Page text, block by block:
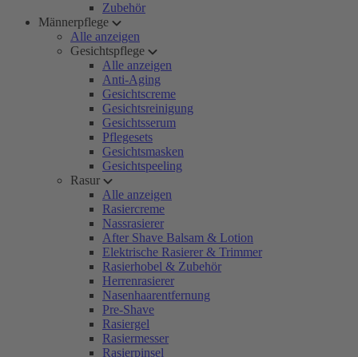
Zubehör
Männerpflege
Alle anzeigen
Gesichtspflege
Alle anzeigen
Anti-Aging
Gesichtscreme
Gesichtsreinigung
Gesichtsserum
Pflegesets
Gesichtsmasken
Gesichtspeeling
Rasur
Alle anzeigen
Rasiercreme
Nassrasierer
After Shave Balsam & Lotion
Elektrische Rasierer & Trimmer
Rasierhobel & Zubehör
Herrenrasierer
Nasenhaarentfernung
Pre-Shave
Rasiergel
Rasiermesser
Rasierpinsel